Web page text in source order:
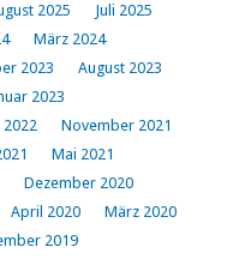
2025
Juli 2025
März 2024
2023
August 2023
2023
2022
November 2021
Mai 2021
Dezember 2020
April 2020
März 2020
2019